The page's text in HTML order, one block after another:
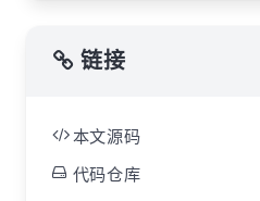
链接
本文源码
代码仓库